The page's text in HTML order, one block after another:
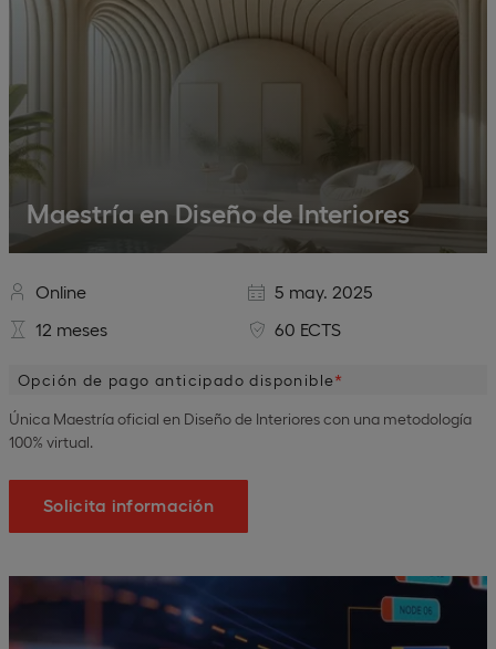
Maestría en Diseño de Interiores
Online
5 may. 2025
12 meses
60 ECTS
Opción de pago anticipado disponible
Única Maestría oficial en Diseño de Interiores con una metodología
100% virtual.
Solicita información